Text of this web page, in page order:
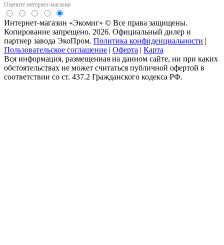
Оцените интернет-магазин
Интернет-магазин «Экомиг» © Все права защищены.
Копирование запрещено. 2026. Официальный дилер и
партнер завода ЭкоПром. Политика конфиденциальности |
Пользовательское соглашение | Оферта | Карта
Вся информация, размещенная на данном сайте, ни при каких
обстоятельствах не может считаться публичной офертой в
соответствии со ст. 437.2 Гражданского кодекса РФ.